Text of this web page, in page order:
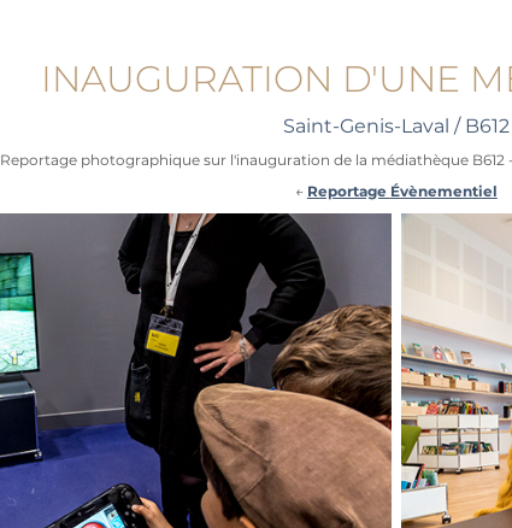
INAUGURATION D'UNE
Saint-Genis-Laval / B612
Reportage photographique sur l'inauguration de la médiathèque B612
←ReportageÉvènementiel